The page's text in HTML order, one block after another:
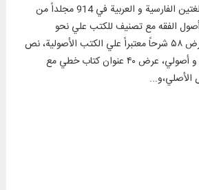
نص ۴۱۰ عنوان كتاب باللغتين الفارسية و العربية في 914 مجلداً من
أصول الفقه مع تصنيف للكتب علي نحو
مجموعي و موضوعي،عرض ۵۸ شرحاً معتبراً علي الكتب الأصولية، نص
۱۲ عنوان مصطلح فقهي و أصولي، عرض ۴۰ عنوان كتاب خطي مع